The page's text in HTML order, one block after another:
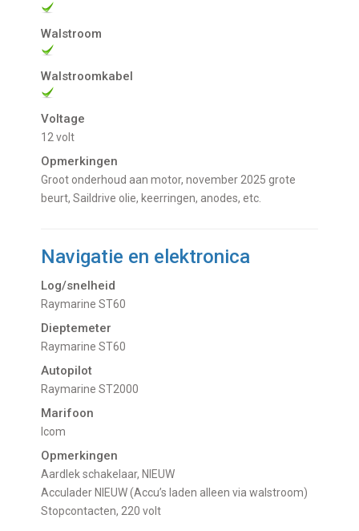
Walstroom
Walstroomkabel
Voltage
12 volt
Opmerkingen
Groot onderhoud aan motor, november 2025 grote
beurt, Saildrive olie, keerringen, anodes, etc.
Navigatie en elektronica
Log/snelheid
Raymarine ST60
Dieptemeter
Raymarine ST60
Autopilot
Raymarine ST2000
Marifoon
Icom
Opmerkingen
Aardlek schakelaar, NIEUW
Acculader NIEUW (Accu’s laden alleen via walstroom)
Stopcontacten, 220 volt